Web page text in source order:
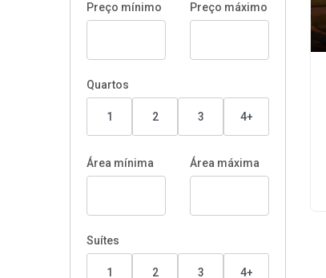
Preço mínimo Preço máximo
Quartos
1 2 3 4+
Área mínima Área máxima
Suítes
1 2 3 4+